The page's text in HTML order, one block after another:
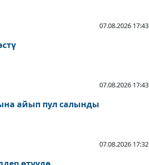
07.08.2026 17:43
07.08.2026 17:43
айып пул салынды
07.08.2026 17:32